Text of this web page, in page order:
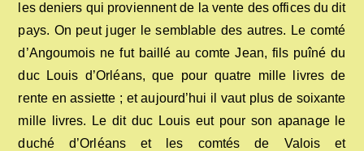
les deniers qui proviennent de la vente des offices du dit
pays. On peut juger le semblable des autres. Le comté
d’Angoumois ne fut baillé au comte Jean, fils puîné du
duc Louis d’Orléans, que pour quatre mille livres de
rente en assiette ; et aujourd’hui il vaut plus de soixante
mille livres. Le dit duc Louis eut pour son apanage le
duché d’Orléans et les comtés de Valois et